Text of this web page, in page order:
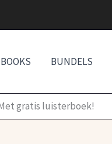
BUNDELS
gratis luisterboek!